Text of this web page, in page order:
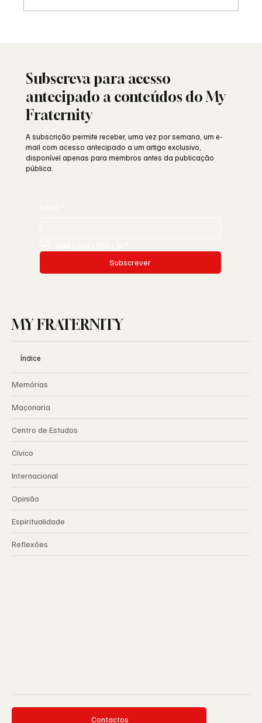
Subscreva para acesso
antecipado a conteúdos do My
Fraternity
A subscrição permite receber, uma vez por semana, um e-
mail com acesso antecipado a um artigo exclusivo,
disponível apenas para membros antes da publicação
pública.
Subscrever
MY FRATERNITY
Índice
Memórias
Maçonaria
Centro de Estudos
Cívico
Internacional
Opinião
Espiritualidade
Reflexões
Contactos